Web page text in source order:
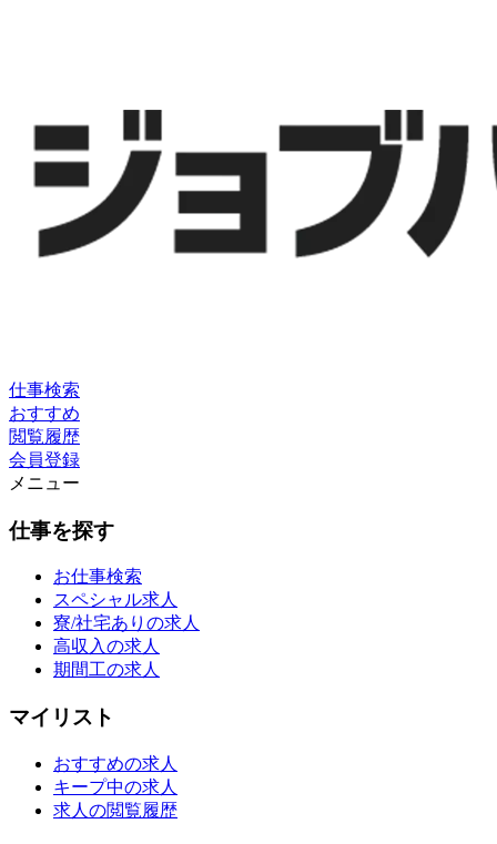
仕事検索
おすすめ
閲覧履歴
会員登録
メニュー
仕事を探す
お仕事検索
スペシャル求人
寮/社宅ありの求人
高収入の求人
期間工の求人
マイリスト
おすすめの求人
キープ中の求人
求人の閲覧履歴